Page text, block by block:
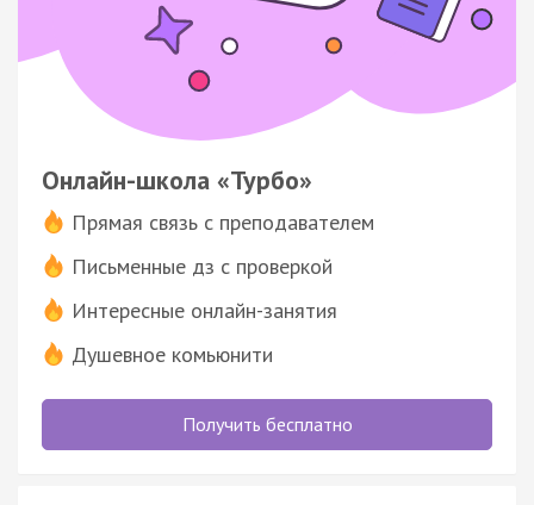
Онлайн-школа «Турбо»
Прямая связь с преподавателем
Письменные дз с проверкой
Интересные онлайн-занятия
Душевное комьюнити
Получить бесплатно